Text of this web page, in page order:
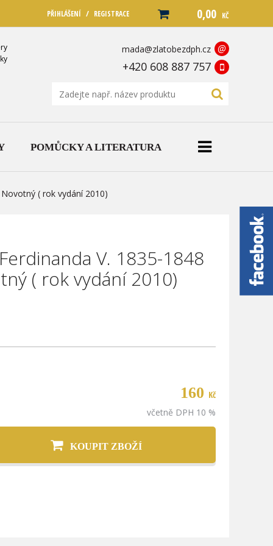
PŘIHLÁŠENÍ / REGISTRACE 0,00 KČ
mada@zlatobezdph.cz @
+420 608 887 757
POMŮCKY A LITERATURA
( rok vydání 2010)
V. 1835-1848
( rok vydání 2010)
160 Kč
včetně DPH 10 %
KOUPIT ZBOŽÍ